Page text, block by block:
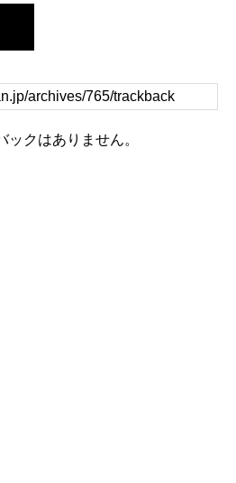
ックはありません。